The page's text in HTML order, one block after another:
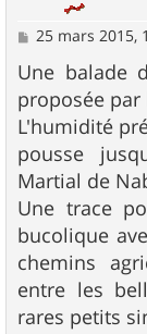
M
s
s
a
g
e
25 mars 2015,
Une balade
proposée par
L'humidité
pousse
Martial de
Une trace
bucolique
chemins
entre les
rares petits